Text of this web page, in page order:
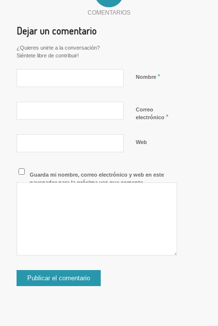
COMENTARIOS
Dejar un comentario
¿Quieres unirte a la conversación?
Siéntete libre de contribuir!
Nombre *
Correo
electrónico *
Web
Guarda mi nombre, correo electrónico y web en este
navegador para la próxima vez que comente.